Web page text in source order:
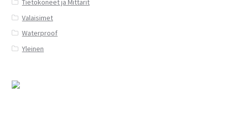
Tietokoneet ja Mittarit
Valaisimet
Waterproof
Yleinen